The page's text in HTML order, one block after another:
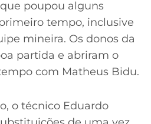
poupou alguns
tempo, inclusive
mineira. Os donos da
partida e abriram o
com Matheus Bidu.
o técnico Eduardo